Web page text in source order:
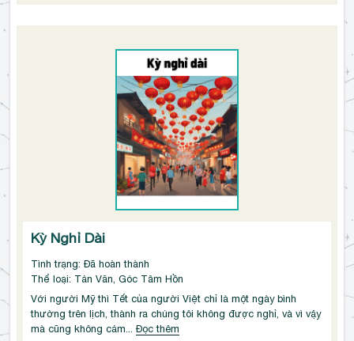
Kỳ Nghỉ Dài
Tình trạng: Đã hoàn thành
Thể loại: Tản Văn, Góc Tâm Hồn
Với người Mỹ thì Tết của người Việt chỉ là một ngày bình
thường trên lịch, thành ra chúng tôi không được nghỉ, và vì vậy
mà cũng không cảm... Đọc thêm